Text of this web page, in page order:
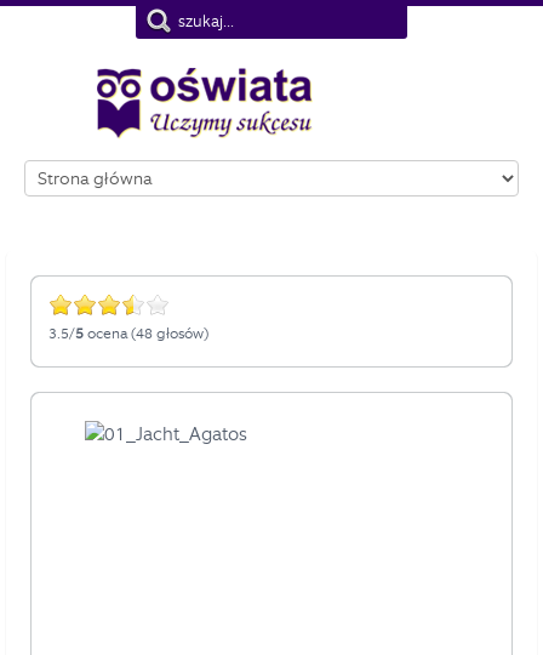
3.5/5ocena (48 głosów)
Nie pokazuj więcej tego komunikatu